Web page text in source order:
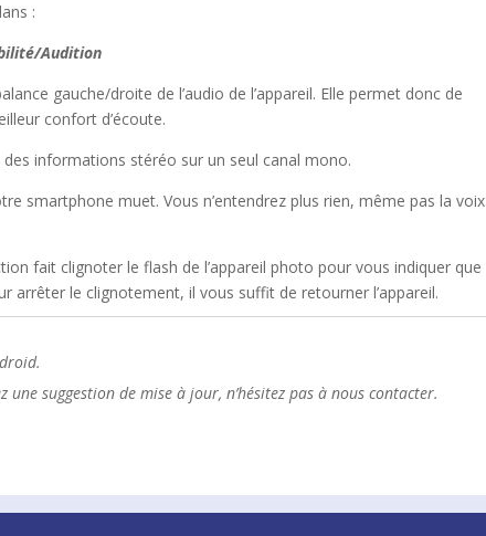
:
Audition
gauche/droite de l’audio de l’appareil. Elle permet donc de
confort d’écoute.
des informations stéréo sur un seul canal mono.
smartphone muet. Vous n’entendrez plus rien, même pas la voix
fait clignoter le flash de l’appareil photo pour vous indiquer que
arrêter le clignotement, il vous suffit de retourner l’appareil.
suggestion de mise à jour, n’hésitez pas à nous contacter.